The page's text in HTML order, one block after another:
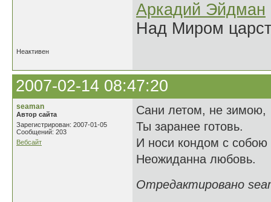
Аркадий Эйдман
Над Миром
Неактивен
2007-02-14 08:47:20
seaman
Автор сайта
Зарегистрирован: 2007-01-05
Сообщений: 203
Вебсайт
Сани летом, не зимою,
Ты заранее готовь.
И носи кондом с собою
Неожиданна любовь.
Отредактировано